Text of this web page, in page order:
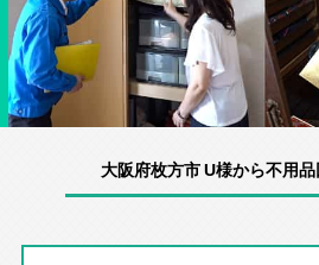
大阪府枚方市 U様から不用